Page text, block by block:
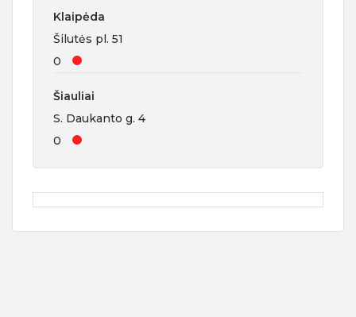
Klaipėda
Šilutės pl. 51
0
Šiauliai
S. Daukanto g. 4
0